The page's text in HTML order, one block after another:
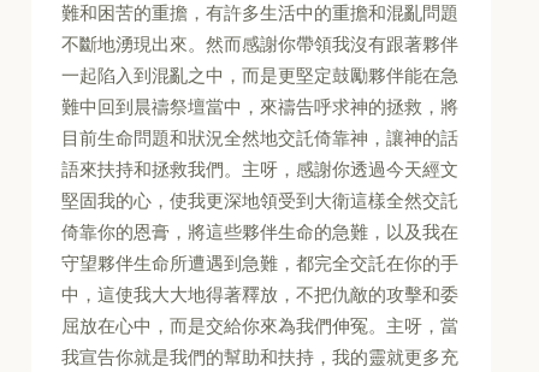
難和困苦的重擔，有許多生活中的重擔和混亂問題
不斷地湧現出來。然而感謝你帶領我沒有跟著夥伴
一起陷入到混亂之中，而是更堅定鼓勵夥伴能在急
難中回到晨禱祭壇當中，來禱告呼求神的拯救，將
目前生命問題和狀況全然地交託倚靠神，讓神的話
語來扶持和拯救我們。主呀，感謝你透過今天經文
堅固我的心，使我更深地領受到大衛這樣全然交託
倚靠你的恩膏，將這些夥伴生命的急難，以及我在
守望夥伴生命所遭遇到急難，都完全交託在你的手
中，這使我大大地得著釋放，不把仇敵的攻擊和委
屈放在心中，而是交給你來為我們伸冤。主呀，當
我宣告你就是我們的幫助和扶持，我的靈就更多充